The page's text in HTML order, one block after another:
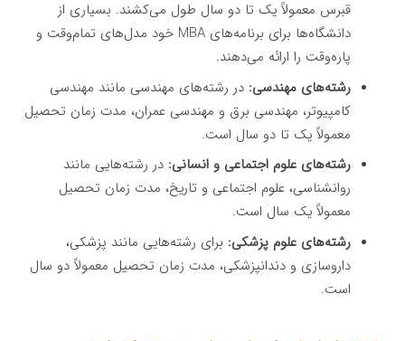
قبرس معمولاً یک تا دو سال طول می‌کشند. بسیاری از
دانشگاه‌ها برای برنامه‌های MBA خود مدل‌های تمام‌وقت و
پاره‌وقت را ارائه می‌دهند.
رشته‌های مهندسی: در رشته‌های مهندسی مانند مهندسی
کامپیوتر، مهندسی برق و مهندسی عمران، مدت زمان تحصیل
معمولاً یک تا دو سال است.
رشته‌های علوم اجتماعی و انسانی: در رشته‌هایی مانند
روانشناسی، علوم اجتماعی و تاریخ، مدت زمان تحصیل
معمولاً یک سال است.
رشته‌های علوم پزشکی: برای رشته‌هایی مانند پزشکی،
داروسازی و دندانپزشکی، مدت زمان تحصیل معمولاً دو سال
است.